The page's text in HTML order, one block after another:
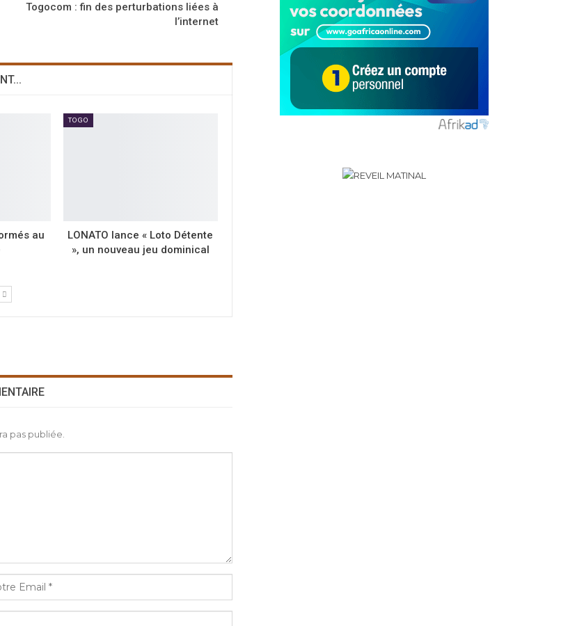
Togocom : fin des perturbations liées à
l’internet
au
TOGO
LONATO lance « Loto Détente
», un nouveau jeu dominical
pas publiée.